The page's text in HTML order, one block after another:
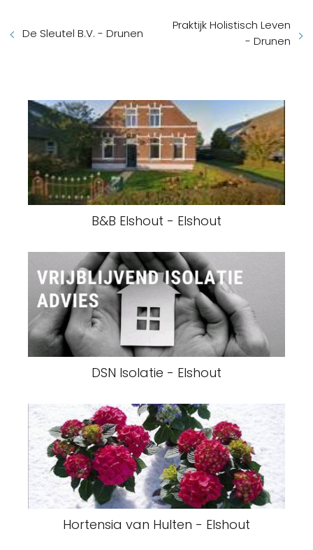
De Sleutel B.V. - Drunen
Praktijk Holistisch Leven
- Drunen
B&B Elshout - Elshout
DSN Isolatie - Elshout
Hortensia van Hulten - Elshout